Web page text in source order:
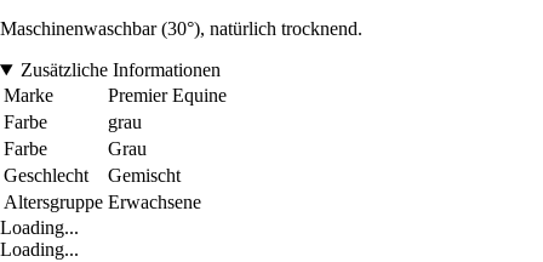
Maschinenwaschbar (30°), natürlich trocknend.
Zusätzliche Informationen
Marke
Premier Equine
Farbe
grau
Farbe
Grau
Geschlecht
Gemischt
Altersgruppe Erwachsene
Loading...
Loading...